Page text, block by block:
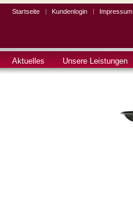
Startseite Kundenlogin Impressum
Aktuelles Unsere Leistungen